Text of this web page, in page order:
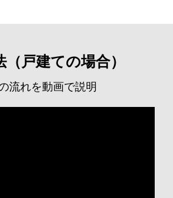
戸建ての場合）
流れを動画で説明